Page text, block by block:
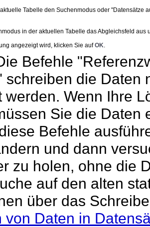
Tabelle den Suchenmodus oder "Datensätze
in der aktuellen Tabelle das Abgleichsfeld aus
angezeigt wird, klicken Sie aufOK.
Befehle
schreiben die Daten
werden. Wenn Ihre
Sie die Daten
Befehle
und dann
zu holen, ohne die
auf den alten
über das
von Daten in